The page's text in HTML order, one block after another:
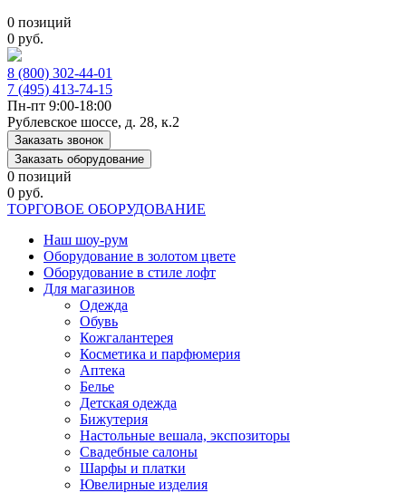
0 позиций
0 руб.
8 (800) 302-44-01
7 (495) 413-74-15
Пн-пт 9:00-18:00
Рублевское шоссе, д. 28, к.2
Заказать звонок
Заказать оборудование
0 позиций
0 руб.
ТОРГОВОЕ ОБОРУДОВАНИЕ
Наш шоу-рум
Оборудование в золотом цвете
Оборудование в стиле лофт
Для магазинов
Одежда
Обувь
Кожгалантерея
Косметика и парфюмерия
Аптека
Белье
Детская одежда
Бижутерия
Настольные вешала, экспозиторы
Свадебные салоны
Шарфы и платки
Ювелирные изделия